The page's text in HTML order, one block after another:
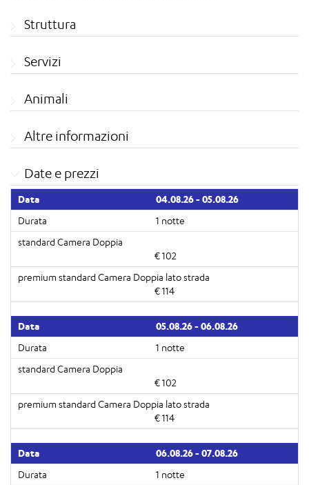
Struttura
Servizi
Animali
Altre informazioni
Date e prezzi
04.08.26 - 05.08.26
1 notte
€ 102
€ 114
05.08.26 - 06.08.26
1 notte
€ 102
€ 114
06.08.26 - 07.08.26
1 notte